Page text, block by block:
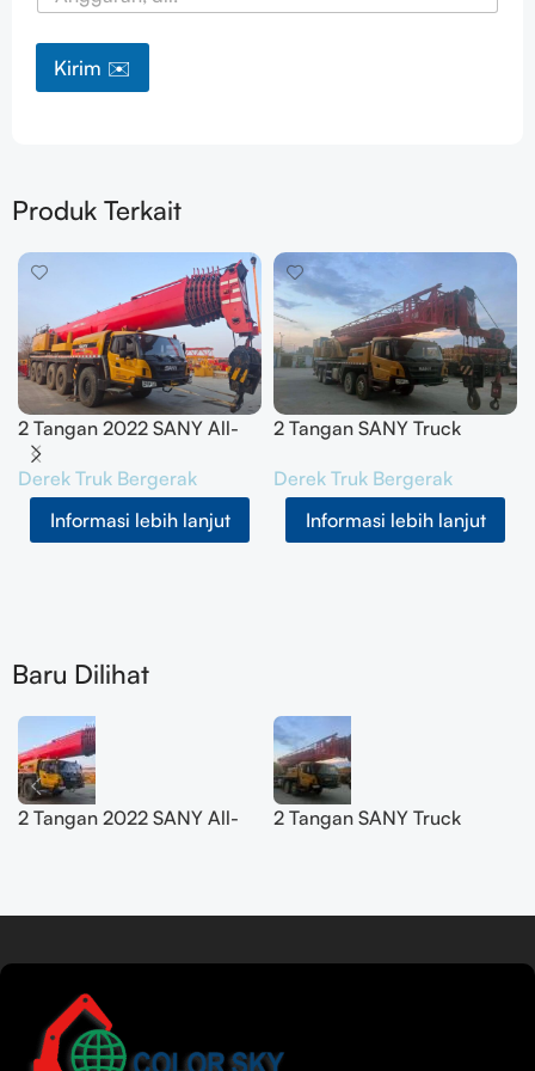
Kirim ✉️
Produk Terkait
2 Tangan 2022 SANY All-
Terrain Crane 200T
SYM5556JQZ200C
Derek Truk Bergerak
Informasi lebih lanjut
2 Tangan SANY Truck
(STC500E5) 2021
Derek Truk Bergerak
Informasi lebih lanjut
Baru Dilihat
2 Tangan 2022 SANY All-
2 Tangan SANY Truck
Urdu
Tamil